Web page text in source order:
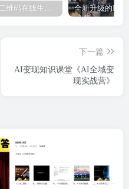
[ASP]二维码在线生成网页源码
下一篇
AI变现知识课堂《AI全域变
现实战营》